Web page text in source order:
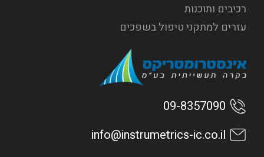
רכיבים ותוכנות
עזרים למתקני טיפול בשפכים
09-8357090
info@instrumetrics-ic.co.il